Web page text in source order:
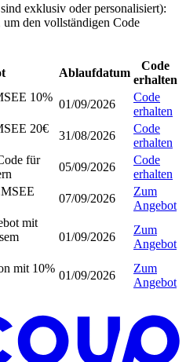
exklusiv oder personalisiert):
den vollständigen Code
Ablaufdatum
Code
erhalten
10%
01/09/2026
Code
erhalten
20€
31/08/2026
Code
erhalten
für
05/09/2026
Code
erhalten
07/09/2026
Zum
Angebot
mit
01/09/2026
Zum
Angebot
mit 10%
01/09/2026
Zum
Angebot